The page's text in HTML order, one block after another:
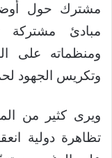
مشترك حول
مبادئ مشتركة
ومنظماته على
وتكريس الجهود
ويرى كثير من
تظاهرة دولية